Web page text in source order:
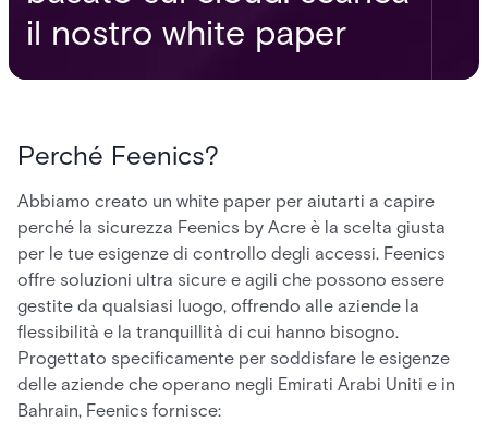
il nostro white paper
Perché Feenics?
Abbiamo creato un white paper per aiutarti a capire
perché la sicurezza Feenics by Acre è la scelta giusta
per le tue esigenze di controllo degli accessi. Feenics
offre soluzioni ultra sicure e agili che possono essere
gestite da qualsiasi luogo, offrendo alle aziende la
flessibilità e la tranquillità di cui hanno bisogno.
Progettato specificamente per soddisfare le esigenze
delle aziende che operano negli Emirati Arabi Uniti e in
Bahrain, Feenics fornisce: